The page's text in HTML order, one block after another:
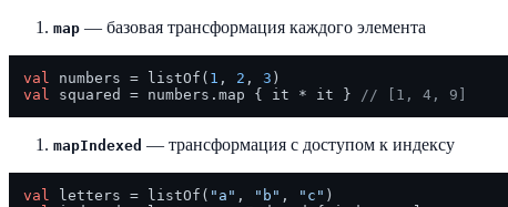
map — базовая трансформация каждого элемента
val numbers = listOf( 1 , 2 , 3
val
squared = numbers.map { it * it } // [1, 4, 9]
mapIndexed — трансформация с доступом к индексу
val letters = listOf( "a" , "b" , "c"